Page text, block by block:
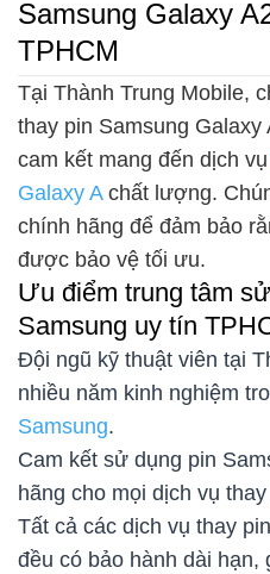
Samsung Galaxy
TPHCM
Tại Thành Trung Mobile,
thay pin Samsung
cam kết mang đến dịch vụ
Galaxy Achất lượng.
chính hãng để đảm bảo
được bảo vệ tối ưu.
Ưu điểm trung tâm
Samsung uy tín
Đội ngũ kỹ thuật viên tại
nhiều năm kinh nghiệm
Samsung.
Cam kết sử dụng pin
hãng cho mọi dịch vụ
Tất cả các dịch vụ thay
đều có bảo hành dài hạn,